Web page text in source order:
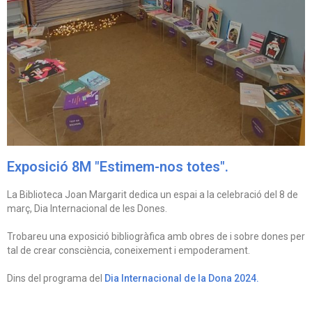
Exposició 8M "Estimem-nos totes".
La Biblioteca Joan Margarit dedica un espai a la celebració del 8 de
març, Dia Internacional de les Dones.
Trobareu una exposició bibliogràfica amb obres de i sobre dones per
tal de crear consciència, coneixement i empoderament.
Dins del programa del Dia Internacional de la Dona 2024.